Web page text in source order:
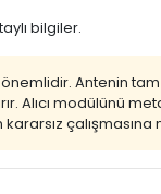
bilgiler.
Antenin
Alıcı modülünü